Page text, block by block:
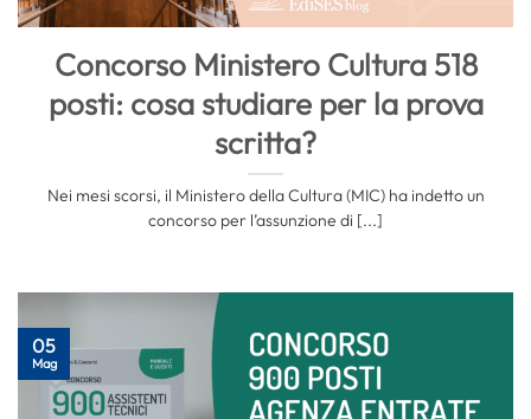
Concorso Ministero Cultura 518
posti: cosa studiare per la prova
scritta?
Nei mesi scorsi, il Ministero della Cultura (MIC) ha indetto un
concorso per l’assunzione di [...]
05
Mag